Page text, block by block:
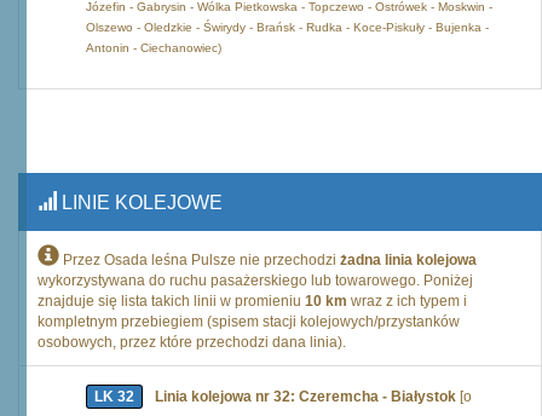
Józefin - Gabrysin - Wólka Pietkowska - Topczewo - Ostrówek - Moskwin -
Olszewo - Oledzkie - Świrydy - Brańsk - Rudka - Koce-Piskuły - Bujenka -
Antonin - Ciechanowiec)
LINIE KOLEJOWE
Przez Osada leśna Pulsze nie przechodzi żadna linia kolejowa
wykorzystywana do ruchu pasażerskiego lub towarowego. Poniżej
znajduje się lista takich linii w promieniu 10 km wraz z ich typem i
kompletnym przebiegiem (spisem stacji kolejowych/przystanków
osobowych, przez które przechodzi dana linia).
LK 32 Linia kolejowa nr 32: Czeremcha - Białystok [o